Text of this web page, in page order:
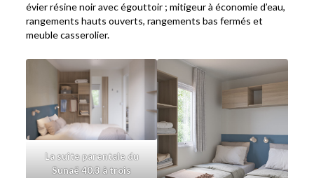
évier résine noir avec égouttoir ; mitigeur à économie d’eau,
rangements hauts ouverts, rangements bas fermés et
meuble casserolier.
La suite parentale du
Sunaë 40.3 à trois